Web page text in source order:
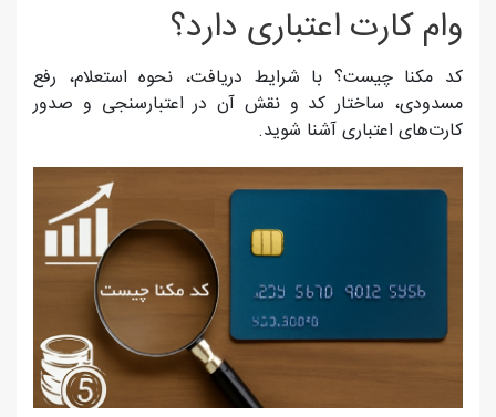
وام کارت اعتباری دارد؟
کد مکنا چیست؟ با شرایط دریافت، نحوه استعلام، رفع
مسدودی، ساختار کد و نقش آن در اعتبارسنجی و صدور
کارت‌های اعتباری آشنا شوید.